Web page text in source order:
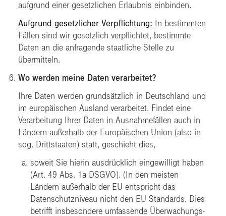
aufgrund einer gesetzlichen Erlaubnis einbinden.
Aufgrund gesetzlicher Verpflichtung: In bestimmten
Fällen sind wir gesetzlich verpflichtet, bestimmte
Daten an die anfragende staatliche Stelle zu
übermitteln.
Wo werden meine Daten verarbeitet?
Ihre Daten werden grundsätzlich in Deutschland und
im europäischen Ausland verarbeitet. Findet eine
Verarbeitung Ihrer Daten in Ausnahmefällen auch in
Ländern außerhalb der Europäischen Union (also in
sog. Drittstaaten) statt, geschieht dies,
soweit Sie hierin ausdrücklich eingewilligt haben
(Art. 49 Abs. 1a DSGVO). (In den meisten
Ländern außerhalb der EU entspricht das
Datenschutzniveau nicht den EU Standards. Dies
betrifft insbesondere umfassende Überwachungs-